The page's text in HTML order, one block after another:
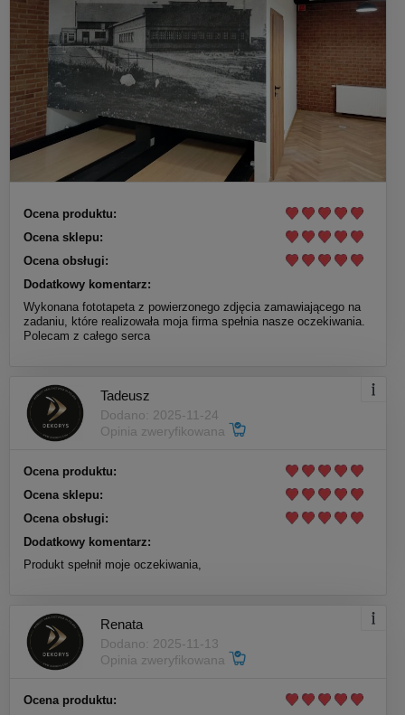
Ocena produktu:
Ocena sklepu:
Ocena obsługi:
Dodatkowy komentarz:
Wykonana fototapeta z powierzonego zdjęcia zamawiającego na
zadaniu, które realizowała moja firma spełnia nasze oczekiwania.
Polecam z całego serca
Tadeusz
Dodano: 2025-11-24
Opinia zweryfikowana
Ocena produktu:
Ocena sklepu:
Ocena obsługi:
Dodatkowy komentarz:
Produkt spełnił moje oczekiwania,
Renata
Dodano: 2025-11-13
Opinia zweryfikowana
Ocena produktu: